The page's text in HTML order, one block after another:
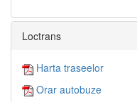
Loctrans
Harta traseelor
Orar autobuze